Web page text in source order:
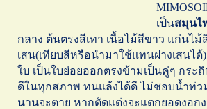
เป็นสมุนไ
กลาง ต้นตรงสีเทา เนื้อไม้สีขาว แก่นไม้
เสน(เทียบสีหรือนำมาใช้แทนฝางเสนได้)
ใบ เป็นใบย่อยออกตรงข้ามเป็นคู่ๆ กระ
ดีในทุกสภาพ ทนแล้งได้ดี ไม่ชอบน้ำท่ว
นานจะตาย หากตัดแต่งจะแตกยอดงอก